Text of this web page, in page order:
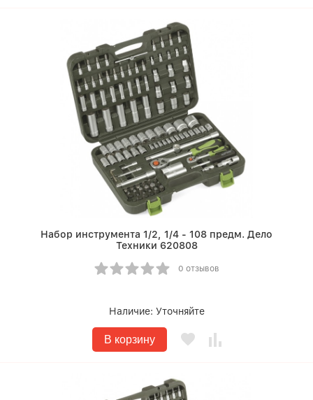
Набор инструмента 1/2, 1/4 - 108 предм. Дело
Техники 620808
0 отзывов
Наличие: Уточняйте
В корзину